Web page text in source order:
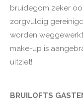
bruidegom zeker
zorgvuldig
worden
make-up is
uitziet!
BRUILOFTS